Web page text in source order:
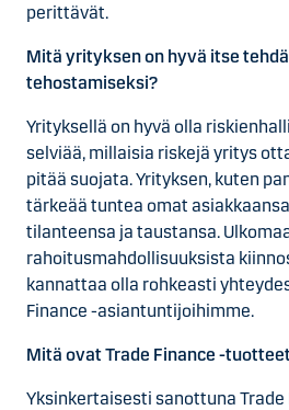
perittävät.
Mitä yrityksen on hyvä itse
tehostamiseksi?
Yrityksellä on hyvä olla
selviää, millaisia riskejä yritys
pitää suojata. Yrityksen, kuten
tärkeää tuntea omat
tilanteensa ja taustansa.
rahoitusmahdollisuuksista
kannattaa olla rohkeasti
Finance -asiantuntijoihimme.
Mitä ovat Trade Finance -
Yksinkertaisesti sanottuna